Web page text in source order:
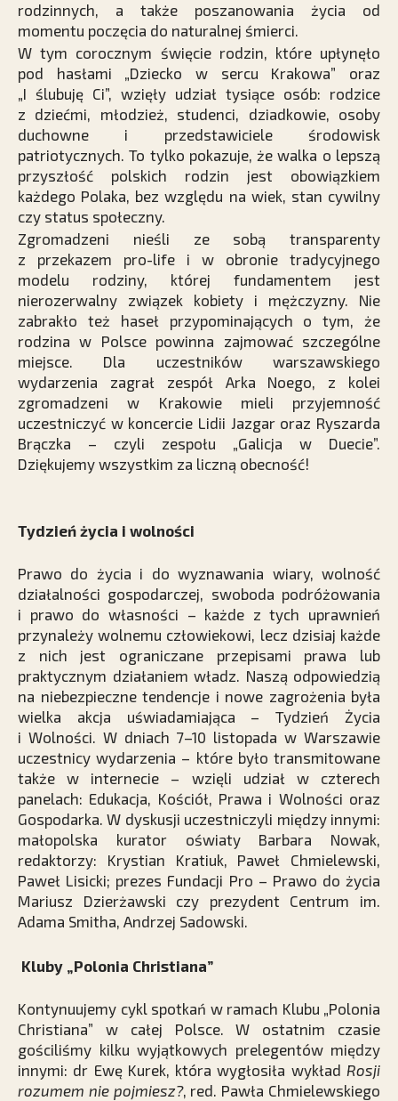
rodzinnych, a także poszanowania życia od
momentu poczęcia do naturalnej śmierci.
W tym corocznym święcie rodzin, które upłynęło
pod hasłami „Dziecko w sercu Krakowa” oraz
„I ślubuję Ci”, wzięły udział tysiące osób: rodzice
z dziećmi, młodzież, studenci, dziadkowie, osoby
duchowne i przedstawiciele środowisk
patriotycznych. To tylko pokazuje, że walka o lepszą
przyszłość polskich rodzin jest obowiązkiem
każdego Polaka, bez względu na wiek, stan cywilny
czy status społeczny.
Zgromadzeni nieśli ze sobą transparenty
z przekazem pro-life i w obronie tradycyjnego
modelu rodziny, której fundamentem jest
nierozerwalny związek kobiety i mężczyzny. Nie
zabrakło też haseł przypominających o tym, że
rodzina w Polsce powinna zajmować szczególne
miejsce. Dla uczestników warszawskiego
wydarzenia zagrał zespół Arka Noego, z kolei
zgromadzeni w Krakowie mieli przyjemność
uczestniczyć w koncercie Lidii Jazgar oraz Ryszarda
Brączka – czyli zespołu „Galicja w Duecie”.
Dziękujemy wszystkim za liczną obecność!
Tydzień życia i wolności
Prawo do życia i do wyznawania wiary, wolność
działalności gospodarczej, swoboda podróżowania
i prawo do własności – każde z tych uprawnień
przynależy wolnemu człowiekowi, lecz dzisiaj każde
z nich jest ograniczane przepisami prawa lub
praktycznym działaniem władz. Naszą odpowiedzią
na niebezpieczne tendencje i nowe zagrożenia była
wielka akcja uświadamiająca – Tydzień Życia
i Wolności. W dniach 7–10 listopada w Warszawie
uczestnicy wydarzenia – które było transmitowane
także w internecie – wzięli udział w czterech
panelach: Edukacja, Kościół, Prawa i Wolności oraz
Gospodarka. W dyskusji uczestniczyli między innymi:
małopolska kurator oświaty Barbara Nowak,
redaktorzy: Krystian Kratiuk, Paweł Chmielewski,
Paweł Lisicki; prezes Fundacji Pro – Prawo do życia
Mariusz Dzierżawski czy prezydent Centrum im.
Adama Smitha, Andrzej Sadowski.
Kluby „Polonia Christiana”
Kontynuujemy cykl spotkań w ramach Klubu „Polonia
Christiana” w całej Polsce. W ostatnim czasie
gościliśmy kilku wyjątkowych prelegentów między
innymi: dr Ewę Kurek, która wygłosiła wykład Rosji
rozumem nie pojmiesz?, red. Pawła Chmielewskiego